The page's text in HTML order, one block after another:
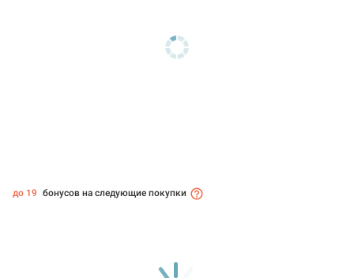
до 19 бонусов на следующие покупки